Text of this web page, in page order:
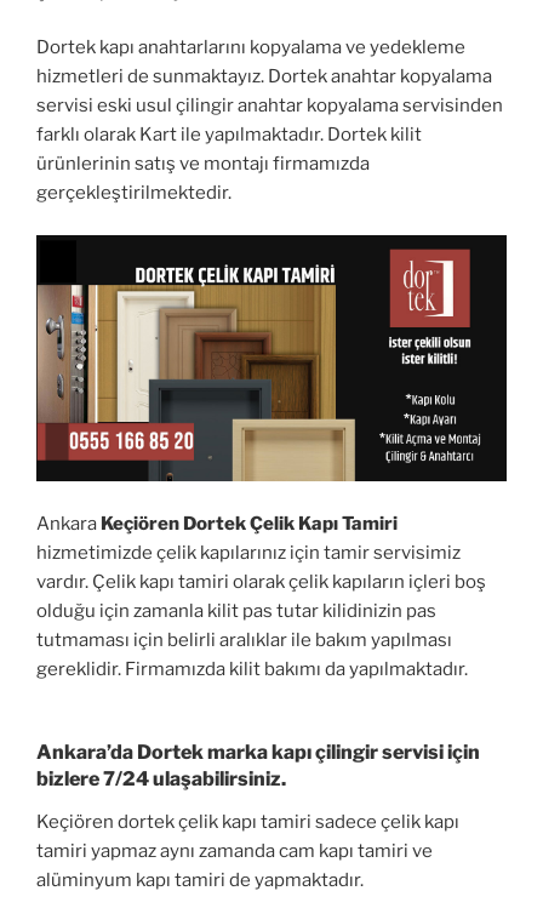
Dortek kapı anahtarlarını kopyalama ve yedekleme
hizmetleri de sunmaktayız. Dortek anahtar kopyalama
servisi eski usul çilingir anahtar kopyalama servisinden
farklı olarak Kart ile yapılmaktadır. Dortek kilit
ürünlerinin satış ve montajı firmamızda
gerçekleştirilmektedir.
Ankara Keçiören Dortek Çelik Kapı Tamiri
hizmetimizde çelik kapılarınız için tamir servisimiz
vardır. Çelik kapı tamiri olarak çelik kapıların içleri boş
olduğu için zamanla kilit pas tutar kilidinizin pas
tutmaması için belirli aralıklar ile bakım yapılması
gereklidir. Firmamızda kilit bakımı da yapılmaktadır.
Ankara’da Dortek marka kapı çilingir servisi için
bizlere 7/24 ulaşabilirsiniz.
Keçiören dortek çelik kapı tamiri sadece çelik kapı
tamiri yapmaz aynı zamanda cam kapı tamiri ve
alüminyum kapı tamiri de yapmaktadır.